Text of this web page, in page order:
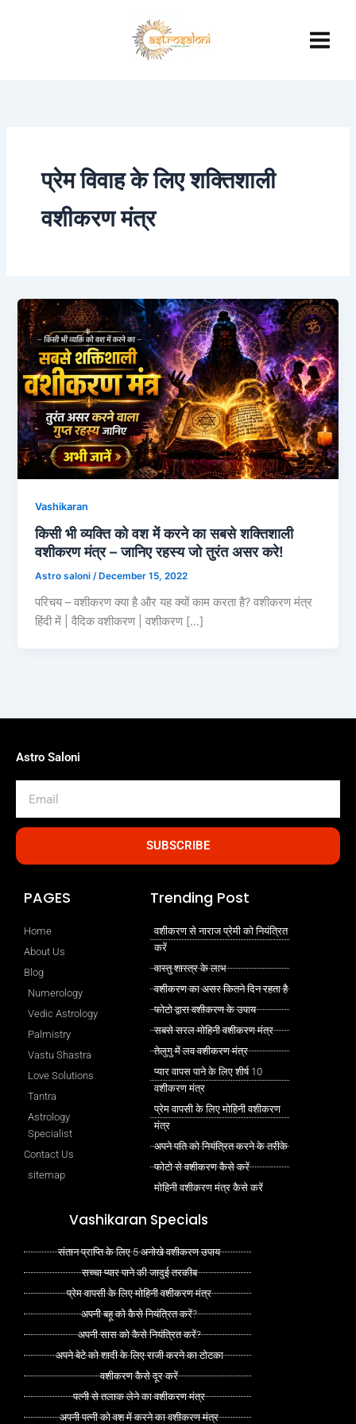
प्रेम विवाह के लिए शक्तिशाली
वशीकरण मंत्र
Vashikaran
किसी भी व्यक्ति को वश में करने का सबसे शक्तिशाली
वशीकरण मंत्र – जानिए रहस्य जो तुरंत असर करे!
Astro saloni/ December 15, 2022
परिचय – वशीकरण क्या है और यह क्यों काम करता है? वशीकरण मंत्र
हिंदी में | वैदिक वशीकरण | वशीकरण […]
Astro Saloni
SUBSCRIBE
PAGES
Home
About Us
Blog
Numerology
Vedic Astrology
Palmistry
Vastu Shastra
Love Solutions
Tantra
Astrology
Specialist
Contact Us
sitemap
Trending Post
वशीकरण से नाराज प्रेमी को नियंत्रित
करें
वास्तु शास्त्र के लाभ
वशीकरण का असर कितने दिन रहता है
फोटो द्वारा वशीकरण के उपाय
सबसे सरल मोहिनी वशीकरण मंत्र
तेलुगु में लव वशीकरण मंत्र
प्यार वापस पाने के लिए शीर्ष 10
वशीकरण मंत्र
प्रेम वापसी के लिए मोहिनी वशीकरण
मंत्र
अपने पति को नियंत्रित करने के तरीके
फोटो से वशीकरण कैसे करें
मोहिनी वशीकरण मंत्र कैसे करें
Vashikaran Specials
संतान प्राप्ति के लिए 5 अनोखे वशीकरण उपाय
सच्चा प्यार पाने की जादुई तरकीब
प्रेम वापसी के लिए मोहिनी वशीकरण मंत्र
अपनी बहू को कैसे नियंत्रित करें?
अपनी सास को कैसे नियंत्रित करें?
अपने बेटे को शादी के लिए राजी करने का टोटका
वशीकरण कैसे दूर करें
पत्नी से तलाक लेने का वशीकरण मंत्र
अपनी पत्नी को वश में करने का वशीकरण मंत्र